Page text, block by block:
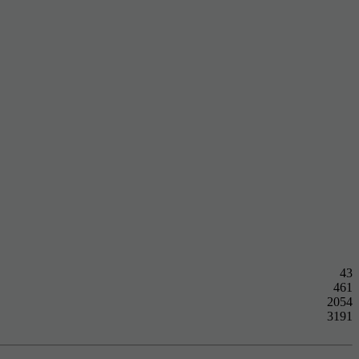
43
461
2054
3191